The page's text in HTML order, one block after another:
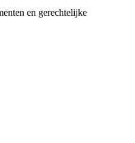
en gerechtelijke